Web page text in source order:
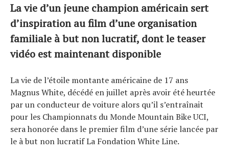
La vie d’un jeune champion américain sert
d’inspiration au film d’une organisation
familiale à but non lucratif, dont le teaser
vidéo est maintenant disponible
La vie de l’étoile montante américaine de 17 ans
Magnus White, décédé en juillet après avoir été heurtée
par un conducteur de voiture alors qu’il s’entraînait
pour les Championnats du Monde Mountain Bike UCI,
sera honorée dans le premier film d’une série lancée par
le à but non lucratif La Fondation White Line.
Actualités
Tests de produits
Conseils
Tendances
Tous nos articles
À propos